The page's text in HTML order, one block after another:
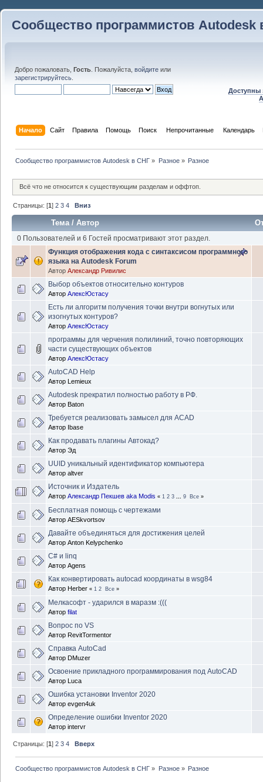
Сообщество программистов Autodesk
Добро пожаловать, Гость . Пожалуйста, войдите или
зарегистрируйтесь
Доступны
Начало Сайт Правила Помощь Поиск Непрочитанные Календарь
Сообщество программистов Autodesk в СНГ » Разное» Разное
Всё что не относится к существующим разделам и оффтоп.
Страницы: [1]2 3 4 Вниз
Тема /Автор
0 Пользователей и 6 Гостей просматривают этот раздел.
Функция отображения кода с синтаксисом программного
языка на Autodesk Forum
Автор Александр Ривилис
Выбор объектов относительно контуров
Автор АлексЮстасу
Есть ли алгоритм получения точки внутри вогнутых или
изогнутых контуров?
Автор АлексЮстасу
программы для черчения полилиний, точно повторяющих
части существующих объектов
Автор АлексЮстасу
AutoCAD Help
Автор Lemieux
Autodesk прекратил полностью работу в РФ.
Автор Baton
Требуется реализовать замысел для ACAD
Автор Ibase
Как продавать плагины Автокад?
Автор Эд
UUID уникальный идентификатор компьютера
Автор altver
Источник и Издатель
Автор Александр Пекшев aka Modis « 1 2 3 9 Все »
Бесплатная помощь с чертежами
Автор AESkvortsov
Давайте объединяться для достижения целей
Автор Anton Kelypchenko
С# и linq
Автор Agens
Как конвертировать autocad координаты в wsg84
Автор Herber « 1 2 Все »
Мелкасофт - ударился в маразм :(((
Автор filat
Вопрос по VS
Автор RevitTormentor
Справка AutoCad
Автор DMuzer
Освоение прикладного программирования под AutoCAD
Автор Luca
Ошибка установки Inventor 2020
Автор evgen4uk
Определение ошибки Inventor 2020
Автор intervr
Страницы: [1]2 3 4 Вверх
Сообщество программистов Autodesk в СНГ » Разное» Разное